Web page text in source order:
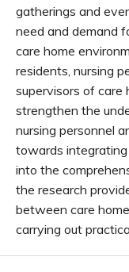
gatherings and
need and demand
care home
residents, nursing
supervisors of care
strengthen the
nursing personnel
towards
into the
the research
between care
carrying out